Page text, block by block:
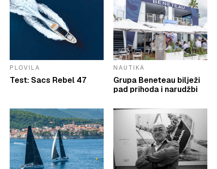
PLOVILA
Test: Sacs Rebel 47
NAUTIKA
Grupa Beneteau bilježi
pad prihoda i narudžbi